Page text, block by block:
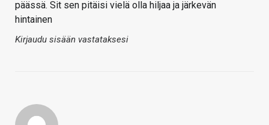
päässä. Sit sen pitäisi vielä olla hiljaa ja järkevän
hintainen
Kirjaudu sisään vastataksesi